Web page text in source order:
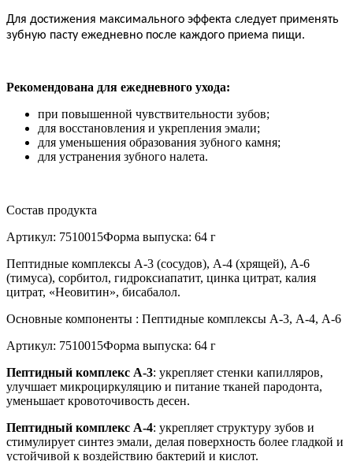
Для достижения максимального эффекта следует применять
зубную пасту ежедневно после каждого приема пищи.
Рекомендована для ежедневного ухода:
при повышенной чувствительности зубов;
для восстановления и укрепления эмали;
для уменьшения образования зубного камня;
для устранения зубного налета.
Состав продукта
Артикул: 7510015Форма выпуска: 64 г
Пептидные комплексы А-3 (сосудов), А-4 (хрящей), А-6
(тимуса), сорбитол, гидроксиапатит, цинка цитрат, калия
цитрат, «Неовитин», бисабалол.
Основные компоненты : Пептидные комплексы А-3, А-4, А-6
Артикул: 7510015Форма выпуска: 64 г
Пептидный комплекс А-3: укрепляет стенки капилляров,
улучшает микроциркуляцию и питание тканей пародонта,
уменьшает кровоточивость десен.
Пептидный комплекс А-4: укрепляет структуру зубов и
стимулирует синтез эмали, делая поверхность более гладкой и
устойчивой к воздействию бактерий и кислот.